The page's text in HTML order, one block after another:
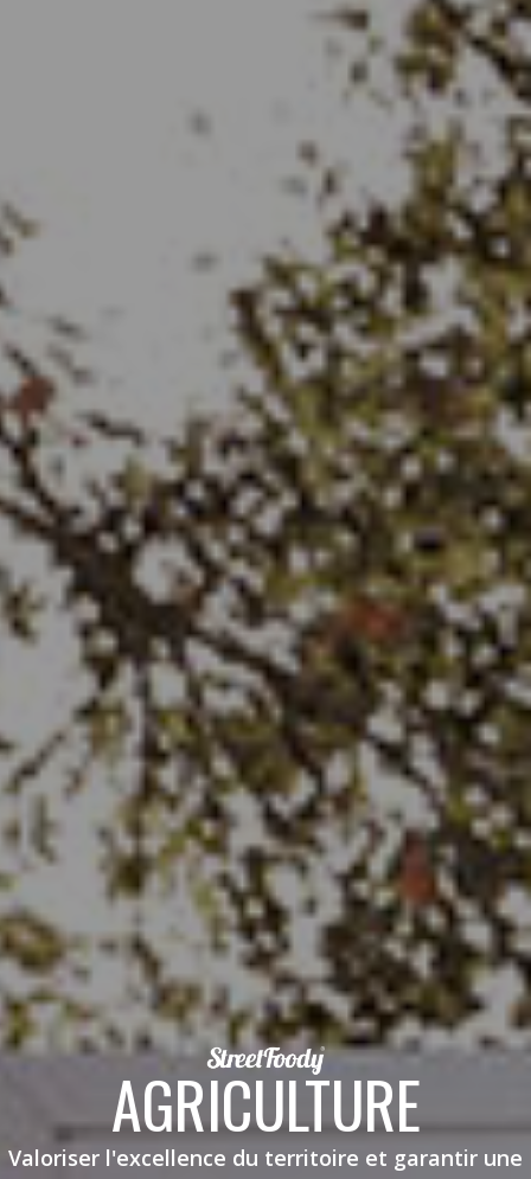
AGRICULTURE
Valoriser l'excellence du territoire et garantir une